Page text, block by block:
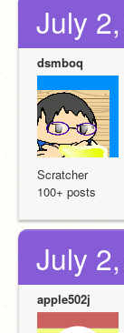
July
dsmboq
Scratcher
100+ posts
July
apple502j